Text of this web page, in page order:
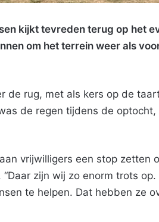
kijkt tevreden terug op het
om het terrein weer als
de rug, met als kers op de
de regen tijdens de
vrijwilligers een stop zetten
zijn wij zo enorm trots
te helpen. Dat hebben ze